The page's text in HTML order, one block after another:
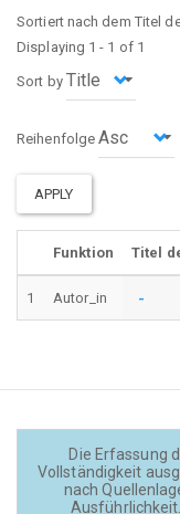
Sortiert nach dem Titel
Displaying 1 - 1 of 1
Sort by
Reihenfolge
APPLY
Funktion Titel
1 Autor_in -
Die Erfassung
Vollständigkeit
nach